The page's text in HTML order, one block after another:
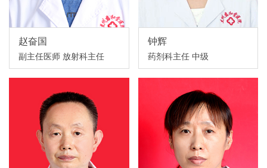
赵奋国
副主任医师 放射科主任
钟辉
药剂科主任 中级